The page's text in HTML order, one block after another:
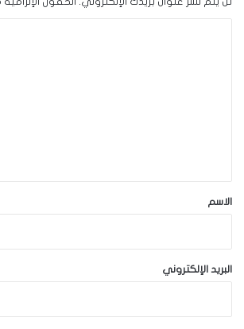
*الاسم
البريد الإلكتروني